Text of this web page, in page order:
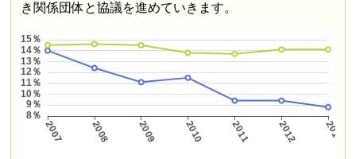
き関係団体と協議を進めていきます。